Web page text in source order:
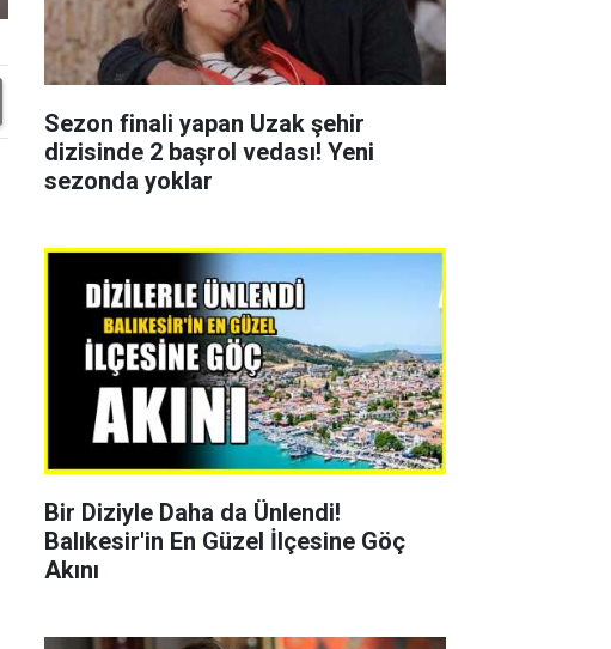
Sezon finali yapan Uzak şehir
dizisinde 2 başrol vedası! Yeni
sezonda yoklar
Bir Diziyle Daha da Ünlendi!
Balıkesir'in En Güzel İlçesine Göç
Akını